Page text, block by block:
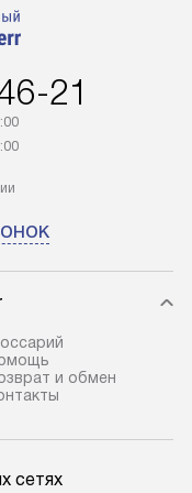
21
и обмен
сетях